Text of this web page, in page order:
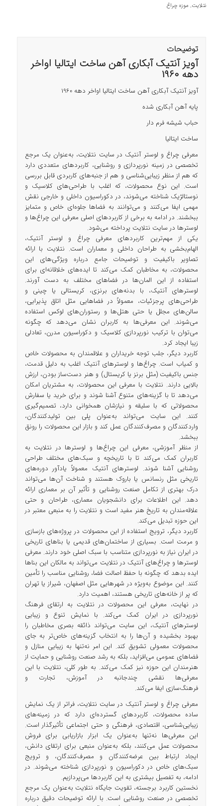
نتلایت, موزه چراغ
توضیحات
آویز آنتیک آبکاری آهن ساخت ایتالیا اواخر
دهه 1960
آویز آنتیک آبکاری آهن ساخت ایتالیا اواخر دهه 1960
پایه آهن آبکاری شده
حباب شیشه فرم دار
ساخت ایتالیا
معرفی چراغ و لوستر آنتیک در سایت نتلایت، به‌عنوان یک مرجع
تخصصی در زمینه نورپردازی و روشنایی، کاربردهای متعددی دارد
که هم از منظر زیبایی‌شناسی و هم از جنبه‌های کاربردی قابل بررسی
است. این نوع محصولات، که اغلب با طراحی‌های کلاسیک و
نوستالژیک شناخته می‌شوند، در دکوراسیون داخلی و خارجی نقش
مهمی ایفا می‌کنند و می‌توانند به فضاها جلوه‌ای خاص و متمایز
ببخشند. در ادامه به برخی از کاربردهای اصلی معرفی این چراغ‌ها و
لوسترها در سایت نتلایت پرداخته می‌شود.
یکی از مهم‌ترین کاربردهای معرفی چراغ و لوستر آنتیک،
الهام‌بخشی به طراحان داخلی و معماران است. نتلایت با ارائه
تصاویر باکیفیت و توضیحات جامع درباره ویژگی‌های این
محصولات، به مخاطبان کمک می‌کند تا ایده‌های خلاقانه‌ای برای
استفاده از این المان‌ها در فضاهای مختلف به دست آورند.
لوسترهای آنتیک، با بدنه‌های برنزی، کریستالی یا چینی و
طراحی‌های پرجزئیات، معمولاً در فضاهایی مثل اتاق پذیرایی،
سالن‌های مجلل یا حتی هتل‌ها و رستوران‌های لوکس استفاده
می‌شوند. این معرفی‌ها به کاربران نشان می‌دهد که چگونه
می‌توان با ترکیب نورپردازی کلاسیک و دکوراسیون مدرن، تعادلی
زیبا ایجاد کرد.
کاربرد دیگر، جلب توجه خریداران و علاقمندان به محصولات خاص
و کمیاب است. چراغ‌ها و لوسترهای آنتیک اغلب به دلیل قدمت،
جنس باکیفیت (مثل برنز یا کریستال) و هنر دست‌ساز بودن، ارزش
بالایی دارند. نتلایت با معرفی این محصولات، به مشتریان امکان
می‌دهد تا با گزینه‌های متنوع آشنا شوند و برای خرید یا سفارش
محصولاتی که با سلیقه و نیازشان همخوانی دارد، تصمیم‌گیری
کنند. این سایت می‌تواند به‌عنوان پلی بین تولیدکنندگان،
واردکنندگان و مصرف‌کنندگان عمل کند و بازار این محصولات را رونق
ببخشد.
از منظر آموزشی، معرفی این چراغ‌ها و لوسترها در نتلایت به
کاربران کمک می‌کند تا با تاریخچه و سبک‌های مختلف طراحی
روشنایی آشنا شوند. لوسترهای آنتیک معمولاً یادآور دوره‌های
تاریخی مثل رنسانس یا باروک هستند و شناخت آن‌ها می‌تواند
درک بهتری از تکامل صنعت روشنایی و تأثیر آن بر معماری ارائه
دهد. این اطلاعات برای دانشجویان معماری، طراحان و حتی
علاقه‌مندان به تاریخ هنر مفید است و نتلایت را به منبعی معتبر در
این حوزه تبدیل می‌کند.
کاربرد دیگر، ترویج استفاده از این محصولات در پروژه‌های بازسازی
و مرمت است. بسیاری از ساختمان‌های قدیمی یا بناهای تاریخی
در ایران نیاز به نورپردازی متناسب با سبک اصلی خود دارند. معرفی
لوسترها و چراغ‌های آنتیک در نتلایت می‌تواند به مالکان این بناها
ایده بدهد که چگونه با حفظ اصالت فضا، روشنایی مناسب را تأمین
کنند. این موضوع به‌ویژه در شهرهایی مثل اصفهان، شیراز یا تهران
که پر از خانه‌های تاریخی هستند، اهمیت دارد.
در نهایت، معرفی این محصولات در نتلایت به ارتقای فرهنگ
نورپردازی در ایران کمک می‌کند. با نمایش تنوع و زیبایی
لوسترهای آنتیک، این سایت می‌تواند ذائقه بصری مخاطبان را
بهبود بخشیده و آن‌ها را به انتخاب گزینه‌های خاص‌تر به جای
محصولات معمولی تشویق کند. این امر نه‌تنها به زیبایی منازل و
فضاهای عمومی می‌افزاید، بلکه به رشد صنعت روشنایی و حمایت از
هنرمندان این حوزه نیز کمک می‌کند. به طور کلی، نتلایت با این
معرفی‌ها نقشی چندجانبه در آموزش، تجارت و
فرهنگ‌سازی ایفا می‌کند.
معرفی چراغ و لوستر آنتیک در سایت نتلایت، فراتر از یک نمایش
ساده محصولات، کاربردهای گسترده‌ای دارد که در زمینه‌های
زیبایی‌شناسی، اقتصادی، فرهنگی و حتی اجتماعی تأثیرگذار است.
این معرفی‌ها نه‌تنها به‌عنوان یک ابزار بازاریابی برای فروش
محصولات عمل می‌کنند، بلکه به‌عنوان منبعی برای ارتقای دانش،
ایجاد ارتباط بین عرضه‌کنندگان و مصرف‌کنندگان، و ترویج
سبک‌های خاص در دکوراسیون و نورپردازی شناخته می‌شوند. در
ادامه، به تفصیل بیشتری به این کاربردها می‌پردازیم.
نخستین کاربرد برجسته، تقویت جایگاه نتلایت به‌عنوان یک مرجع
تخصصی در صنعت روشنایی است. با ارائه توضیحات دقیق درباره